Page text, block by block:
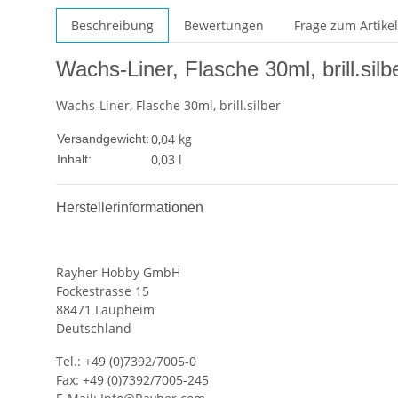
Beschreibung Bewertungen Frage zum Artikel
Wachs-Liner, Flasche 30ml,
Wachs-Liner, Flasche 30ml, brill.silber
Versandgewicht:0,04 kg
Inhalt: 0,03 l
Herstellerinformationen
Rayher Hobby GmbH
Fockestrasse 15
88471 Laupheim
Deutschland
Tel.: +49 (0)7392/7005-0
Fax: +49 (0)7392/7005-245